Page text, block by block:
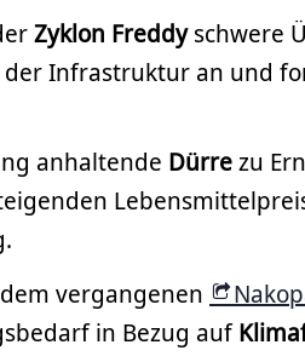
Zyklon Freddyschwere
Infrastruktur an und
anhaltende Dürrezu
vergangenen
in Bezug auf